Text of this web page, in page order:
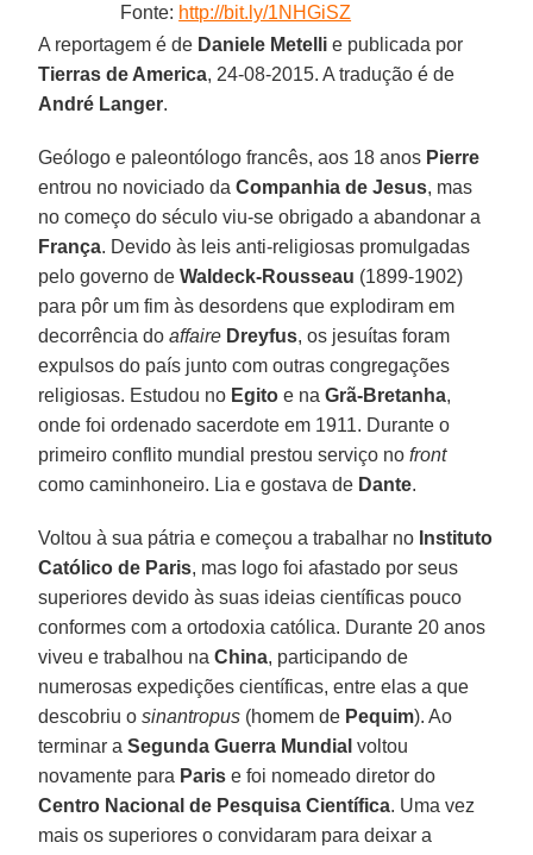
Fonte: http://bit.ly/1NHGiSZ
A reportagem é de Daniele Metelli e publicada por
Tierras de America, 24-08-2015. A tradução é de
André Langer.
Geólogo e paleontólogo francês, aos 18 anos Pierre
entrou no noviciado daCompanhia de Jesus, mas
no começo do século viu-se obrigado a abandonar a
França. Devido às leis anti-religiosas promulgadas
pelo governo deWaldeck-Rousseau (1899-1902)
para pôr um fim às desordens que explodiram em
decorrência doaffaire Dreyfus, os jesuítas foram
expulsos do país junto com outras congregações
religiosas. Estudou no Egito e naGrã-Bretanha,
onde foi ordenado sacerdote em 1911. Durante o
primeiro conflito mundial prestou serviço nofront
como caminhoneiro. Lia e gostava de Dante.
Voltou à sua pátria e começou a trabalhar no Instituto
Católico de Paris, mas logo foi afastado por seus
superiores devido às suas ideias científicas pouco
conformes com a ortodoxia católica. Durante 20 anos
viveu e trabalhou naChina, participando de
numerosas expedições científicas, entre elas a que
descobriu osinantropus (homem de Pequim). Ao
terminar aSegunda Guerra Mundial voltou
novamente para Paris e foi nomeado diretor do
Centro Nacional de Pesquisa Científica. Uma vez
mais os superiores o convidaram para deixar a